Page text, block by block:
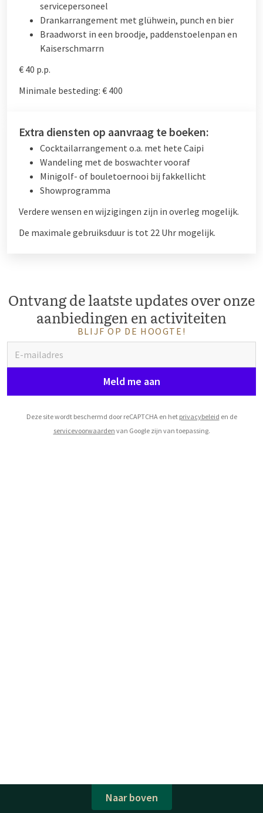
servicepersoneel
Drankarrangement met glühwein, punch en bier
Braadworst in een broodje, paddenstoelenpan en
Kaiserschmarrn
€ 40 p.p.
Minimale besteding: € 400
Extra diensten op aanvraag te boeken:
Cocktailarrangement o.a. met hete Caipi
Wandeling met de boswachter vooraf
Minigolf- of bouletoernooi bij fakkellicht
Showprogramma
Verdere wensen en wijzigingen zijn in overleg mogelijk.
De maximale gebruiksduur is tot 22 Uhr mogelijk.
Ontvang de laatste updates over onze
aanbiedingen en activiteiten
BLIJF OP DE HOOGTE!
Meld me aan
Deze site wordt beschermd door reCAPTCHA en het privacybeleid en de
servicevoorwaarden van Google zijn van toepassing.
Naar boven